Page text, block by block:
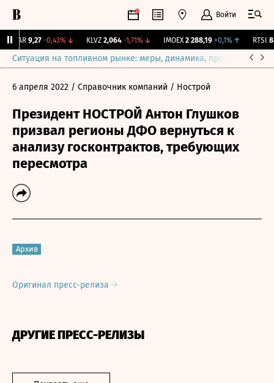
Войти
UTAR 9,27 -0,43%↓ KLVZ 2,064 -1,71%↓ IMOEX 2 288,19 +0,1%↑ RTSI
Ситуация на топливном рынке: меры, динамика, прогнозы
6 апреля 2022 / Справочник компаний / Нострой
Президент НОСТРОЙ Антон Глушков
призвал регионы ДФО вернуться к
анализу госконтрактов, требующих
пересмотра
Архив
Оригинал пресс-релиза
ДРУГИЕ ПРЕСС-РЕЛИЗЫ